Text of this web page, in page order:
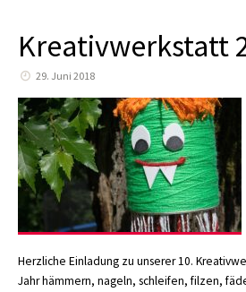
Kreativwerkstatt
29. Juni 2018
Herzliche Einladung zu unserer 10.
Jahr hämmern, nageln, schleifen, filzen,